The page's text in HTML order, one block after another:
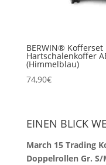
BERWIN®
Hartschalenkoffer
(Himmelblau)
74,90€
EINEN BLICK
March 15 Trading
Doppelrollen Gr.